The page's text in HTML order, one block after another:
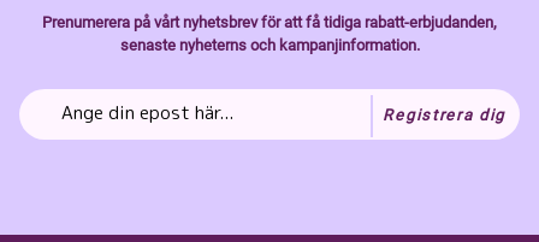
Prenumerera på vårt nyhetsbrev för att få tidiga rabatt-erbjudanden,
senaste nyheterns och kampanjinformation.
Registrera dig